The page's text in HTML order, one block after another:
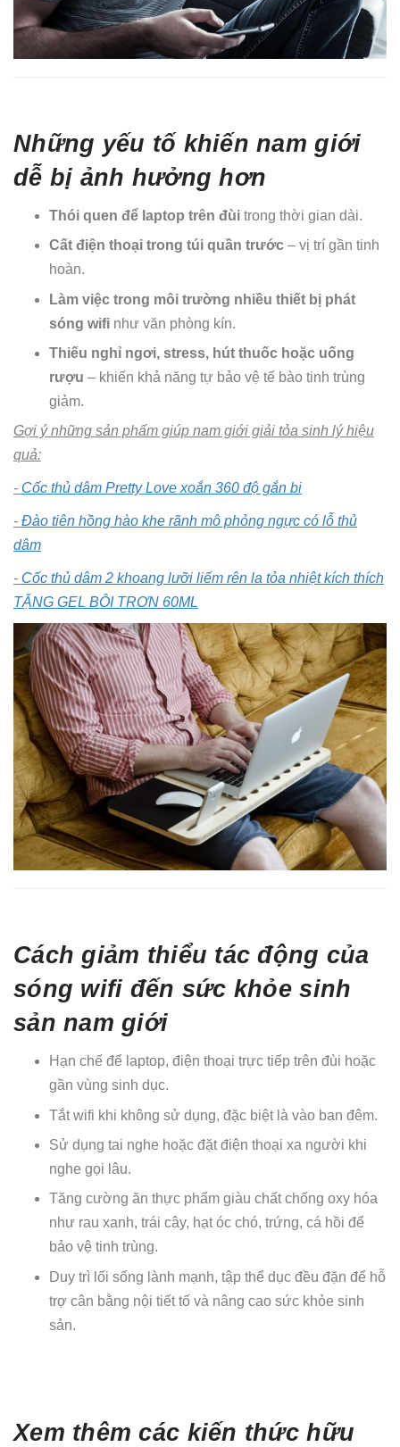
Những yếu tố khiến nam giới
dễ bị ảnh hưởng hơn
Thói quen để laptop trên đùi trong thời gian dài.
Cất điện thoại trong túi quần trước – vị trí gần tinh
hoàn.
Làm việc trong môi trường nhiều thiết bị phát
sóng wifi như văn phòng kín.
Thiếu nghỉ ngơi, stress, hút thuốc hoặc uống
rượu – khiến khả năng tự bảo vệ tế bào tinh trùng
giảm.
Gợi ý những sản phẩm giúp nam giới giải tỏa sinh lý hiệu
quả:
- Cốc thủ dâm Pretty Love xoắn 360 độ gắn bi
- Đào tiên hồng hào khe rãnh mô phỏng ngực có lỗ thủ
dâm
- Cốc thủ dâm 2 khoang lưỡi liếm rên la tỏa nhiệt kích thích
TẶNG GEL BÔI TRƠN 60ML
Cách giảm thiểu tác động của
sóng wifi đến sức khỏe sinh
sản nam giới
Hạn chế để laptop, điện thoại trực tiếp trên đùi hoặc
gần vùng sinh dục.
Tắt wifi khi không sử dụng, đặc biệt là vào ban đêm.
Sử dụng tai nghe hoặc đặt điện thoại xa người khi
nghe gọi lâu.
Tăng cường ăn thực phẩm giàu chất chống oxy hóa
như rau xanh, trái cây, hạt óc chó, trứng, cá hồi để
bảo vệ tinh trùng.
Duy trì lối sống lành mạnh, tập thể dục đều đặn để hỗ
trợ cân bằng nội tiết tố và nâng cao sức khỏe sinh
sản.
Xem thêm các kiến thức hữu